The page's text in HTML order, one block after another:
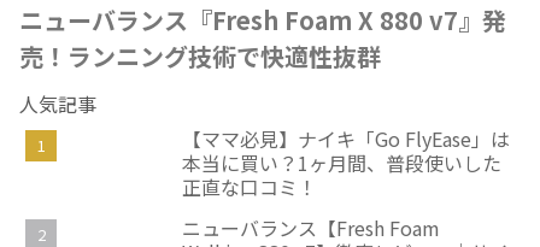
ニューバランス『Fresh Foam X 880 v7』発
売！ランニング技術で快適性抜群
人気記事
【ママ必見】ナイキ「Go FlyEase」は
本当に買い？1ヶ月間、普段使いした
正直な口コミ！
ニューバランス【Fresh Foam